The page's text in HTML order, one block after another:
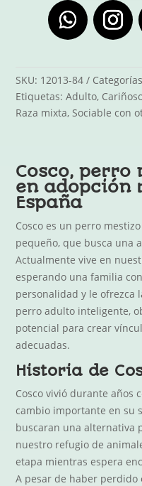
SKU: 12013-84
Etiquetas:Adulto,
Raza mixta, Sociable con
Cosco, perro
en adopción
España
Cosco es un perro
pequeño, que busca una
Actualmente vive en
esperando una familia
personalidad y le ofrezca
perro adulto inteligente,
potencial para crear
adecuadas.
Historia de
Cosco vivió durante años
cambio importante en su
buscaran una alternativa
nuestro refugio de
etapa mientras espera
A pesar de haber perdido